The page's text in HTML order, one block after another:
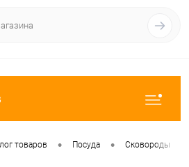
товаров • Посуда • Сковороды